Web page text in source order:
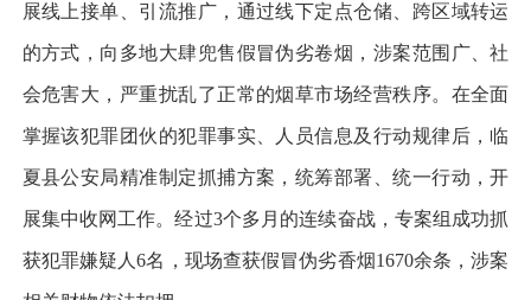
展线上接单、引流推广，通过线下定点仓储、跨区域转运
的方式，向多地大肆兜售假冒伪劣卷烟，涉案范围广、社
会危害大，严重扰乱了正常的烟草市场经营秩序。在全面
掌握该犯罪团伙的犯罪事实、人员信息及行动规律后，临
夏县公安局精准制定抓捕方案，统筹部署、统一行动，开
展集中收网工作。经过3个多月的连续奋战，专案组成功抓
获犯罪嫌疑人6名，现场查获假冒伪劣香烟1670余条，涉案